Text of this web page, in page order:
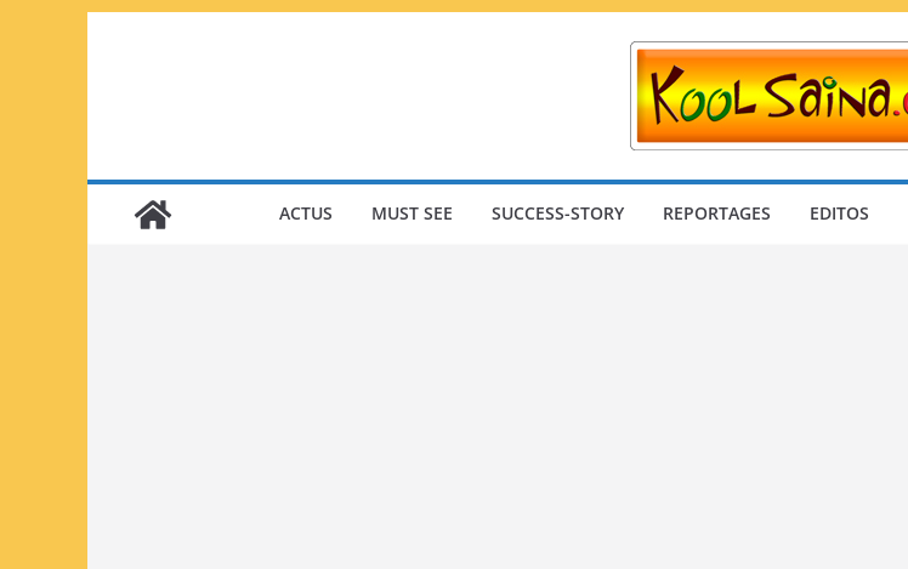
ACTUS MUST SEE SUCCESS-STORY REPORTAGES EDITOS